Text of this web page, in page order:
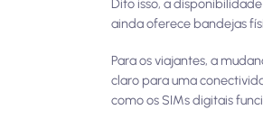
Dito isso, a
ainda oferece bandejas
Para os viajantes, a
claro para uma
como os SIMs digitais